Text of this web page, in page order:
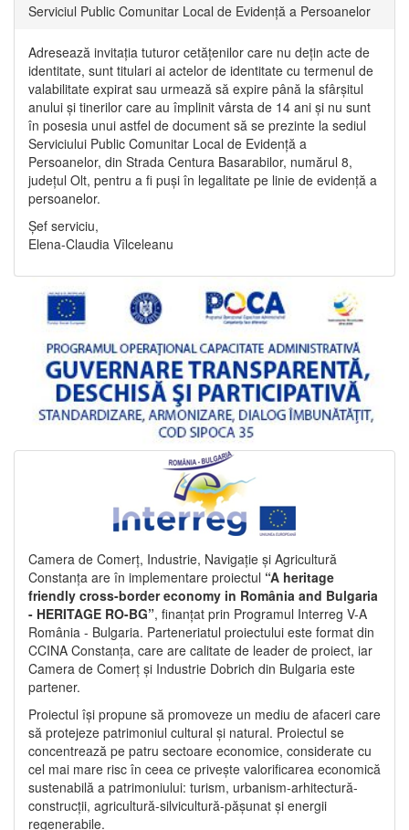
Serviciul Public Comunitar Local de Evidență a Persoanelor
Adresează invitația tuturor cetățenilor care nu dețin acte de
identitate, sunt titulari ai actelor de identitate cu termenul de
valabilitate expirat sau urmează să expire până la sfârșitul
anului și tinerilor care au împlinit vârsta de 14 ani și nu sunt
în posesia unui astfel de document să se prezinte la sediul
Serviciului Public Comunitar Local de Evidență a
Persoanelor, din Strada Centura Basarabilor, numărul 8,
județul Olt, pentru a fi puși în legalitate pe linie de evidență a
persoanelor.
Șef serviciu,
Elena-Claudia Vîlceleanu
Camera de Comerț, Industrie, Navigație și Agricultură
Constanța are în implementare proiectul “A heritage
friendly cross-border economy in România and Bulgaria
- HERITAGE RO-BG”, finanțat prin Programul Interreg V-A
România - Bulgaria. Parteneriatul proiectului este format din
CCINA Constanța, care are calitate de leader de proiect, iar
Camera de Comerț și Industrie Dobrich din Bulgaria este
partener.
Proiectul își propune să promoveze un mediu de afaceri care
să protejeze patrimoniul cultural și natural. Proiectul se
concentrează pe patru sectoare economice, considerate cu
cel mai mare risc în ceea ce privește valorificarea economică
sustenabilă a patrimoniului: turism, urbanism-arhitectură-
construcții, agricultură-silvicultură-pășunat și energii
regenerabile.